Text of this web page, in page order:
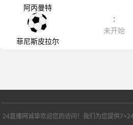
阿丙曼特
菲尼斯皮拉尔
:
未开始
24直播网诚挚欢迎您的访问！我们为您提供